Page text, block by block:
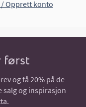
/ Opprett konto
først
og få 20% på de
salg og inspirasjon